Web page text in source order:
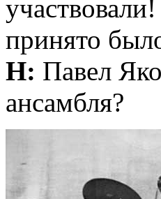
принято
Н: Павел
ансамбля?